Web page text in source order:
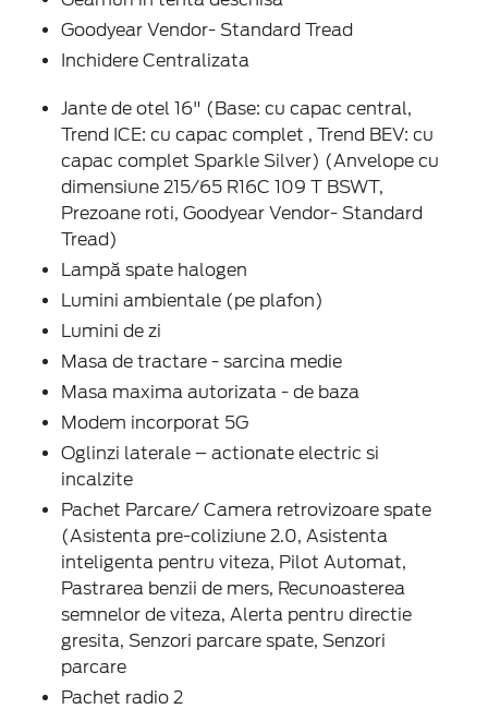
Goodyear Vendor- Standard Tread
Inchidere Centralizata
Jante de otel 16" (Base: cu capac central,
Trend ICE: cu capac complet , Trend BEV: cu
capac complet Sparkle Silver) (Anvelope cu
dimensiune 215/65 R16C 109 T BSWT,
Prezoane roti, Goodyear Vendor- Standard
Tread)
Lampă spate halogen
Lumini ambientale (pe plafon)
Lumini de zi
Masa de tractare - sarcina medie
Masa maxima autorizata - de baza
Modem incorporat 5G
Oglinzi laterale – actionate electric si
incalzite
Pachet Parcare/ Camera retrovizoare spate
(Asistenta pre-coliziune 2.0, Asistenta
inteligenta pentru viteza, Pilot Automat,
Pastrarea benzii de mers, Recunoasterea
semnelor de viteza, Alerta pentru directie
gresita, Senzori parcare spate, Senzori
parcare
Pachet radio 2